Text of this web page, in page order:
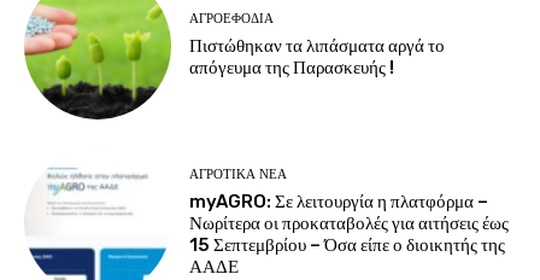
ΑΓΡΟΕΦΌΔΙΑ
Πιστώθηκαν τα λιπάσματα αργά το
απόγευμα της Παρασκευής !
ΑΓΡΟΤΙΚΆ ΝΈΑ
myAGRO: Σε λειτουργία η πλατφόρμα –
Νωρίτερα οι προκαταβολές για αιτήσεις έως
15 Σεπτεμβρίου – Όσα είπε ο διοικητής της
ΑΑΔΕ